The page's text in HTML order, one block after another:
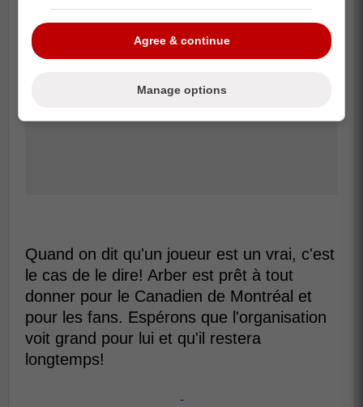
Quand on dit qu'un joueur est un vrai, c'est
le cas de le dire! Arber est prêt à tout
donner pour le Canadien de Montréal et
pour les fans. Espérons que l'organisation
voit grand pour lui et qu'il restera
longtemps!
-
Agree & continue
Manage options